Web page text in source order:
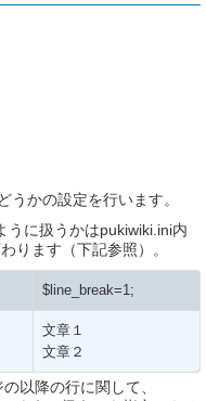
うかの設定を行います。
うに扱うかはpukiwiki.ini内
ります（下記参照）。
$line_break=1;
文章１
文章２
以降の行に関して、